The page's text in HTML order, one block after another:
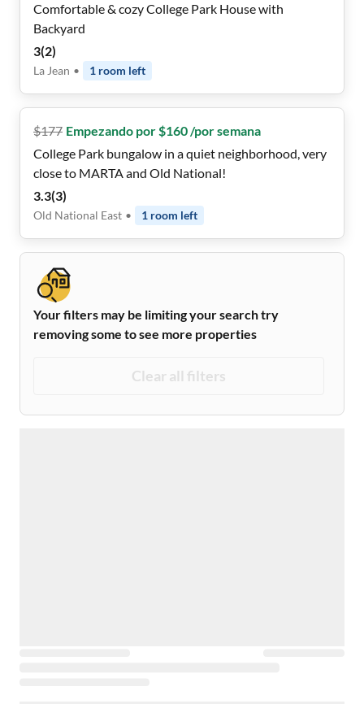
Comfortable & cozy College Park House with
Backyard
3(2)
La Jean • 1 room left
$177 Empezando por $160 /por semana
College Park bungalow in a quiet neighborhood, very
close to MARTA and Old National!
3.3(3)
Old National East • 1 room left
Your filters may be limiting your search try
removing some to see more properties
Clear all filters